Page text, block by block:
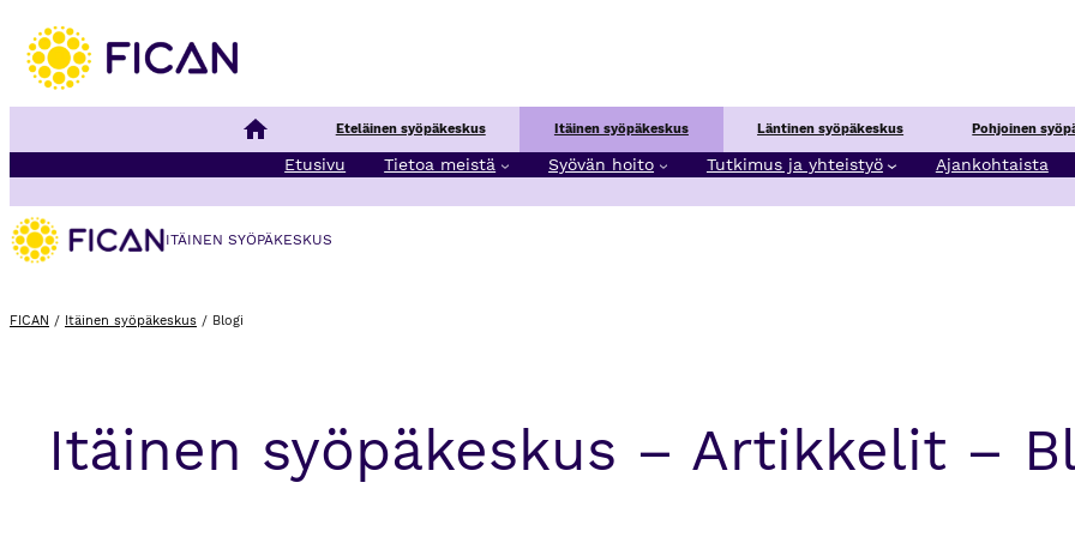
Kansallinen syöpäkeskusEteläinen syöpäkeskus Itäinen syöpäkeskus Läntinen syöpäkeskus Pohjoinen
Etusivu Tietoa meistä Syövän hoito Tutkimus ja yhteistyö Ajankohtaista
ITÄINEN SYÖPÄKESKUS
FICAN / Itäinen syöpäkeskus / Blogi
Itäinen syöpäkeskus – Artikkelit –